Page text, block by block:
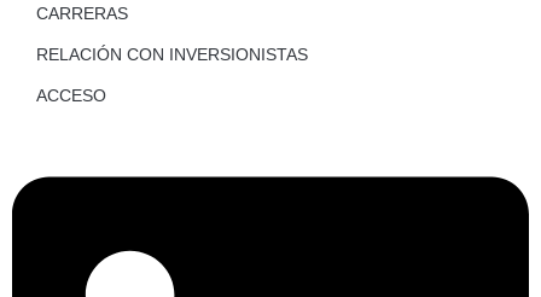
CARRERAS
RELACIÓN CON INVERSIONISTAS
ACCESO